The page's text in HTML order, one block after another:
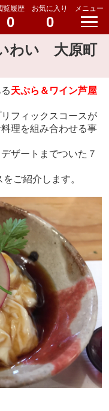
覧履歴
0
お気に入り
0
メニュー
わい 大原町
天ぷら＆ワイン芦屋
フィックスコースが
理を組み合わせる事
ザートまでついた７
ご紹介します。